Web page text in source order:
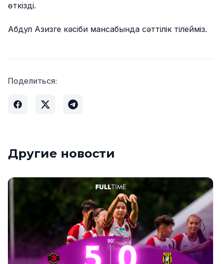
өткізді.
Абдул Азизге кәсіби мансабында сәттілік тілейміз.
Поделиться:
Другие новости